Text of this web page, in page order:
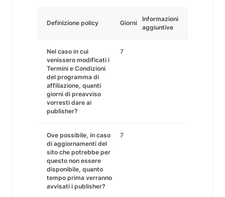
Definizione policy Giorni
Informazioni
aggiuntive
Nel caso in cui
venissero modificati i
Termini e Condizioni
del programma di
affiliazione, quanti
giorni di preavviso
vorresti dare ai
publisher?
7
Ove possibile, in caso
di aggiornamenti del
sito che potrebbe per
questo non essere
disponibile, quanto
tempo prima verranno
avvisati i publisher?
7